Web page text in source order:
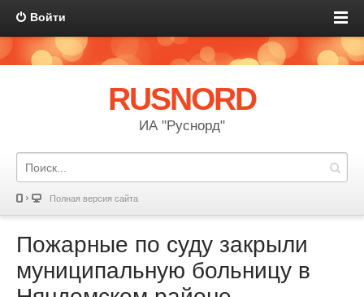
Войти
RUSNORD
ИА "Руснорд"
Полная версия сайта
Пожарные по суду закрыли
муниципальную больницу в